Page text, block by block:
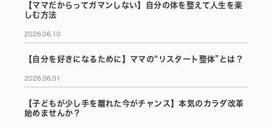
【ママだからってガマンしない】自分の体を整えて人生を楽
しむ方法
2026.06.10
【自分を好きになるために】ママの“リスタート整体”とは？
2026.06.01
【子どもが少し手を離れた今がチャンス】本気のカラダ改革
始めませんか？